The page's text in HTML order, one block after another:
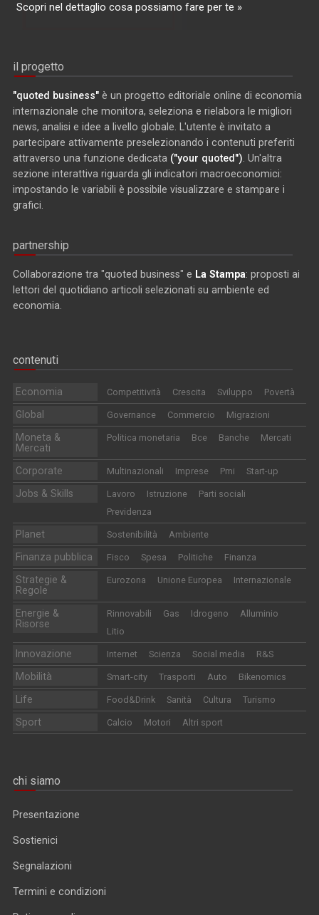
Scopri nel dettaglio cosa possiamo fare per te »
il progetto
"quoted business" è un progetto editoriale online di economia
internazionale che monitora, seleziona e rielabora le migliori
news, analisi e idee a livello globale. L'utente è invitato a
partecipare attivamente preselezionando i contenuti preferiti
attraverso una funzione dedicata ("your quoted") . Un'altra
sezione interattiva riguarda gli indicatori macroeconomici:
impostando le variabili è possibile visualizzare e stampare i
grafici.
partnership
Collaborazione tra "quoted business" e La Stampa: proposti ai
lettori del quotidiano articoli selezionati su ambiente ed
economia.
contenuti
Economia Competitività Crescita Sviluppo Povertà
Global Governance Commercio Migrazioni
Moneta &
Mercati
Politica monetaria Bce Banche Mercati
Corporate Multinazionali Imprese Pmi Start-up
Jobs & Skills Lavoro Istruzione
Parti sociali
Previdenza
Planet Sostenibilità Ambiente
Finanza pubblica Fisco Spesa Politiche Finanza
Strategie &
Regole
Eurozona Unione Europea Internazionale
Energie &
Risorse
Rinnovabili Gas Idrogeno
Alluminio
Litio
Innovazione Internet Scienza Social media R&S
Mobilità Smart-city Trasporti Auto Bikenomics
Life Food&Drink Sanità Cultura Turismo
Sport Calcio Motori Altri sport
chi siamo
Presentazione
Sostienici
Segnalazioni
Termini e condizioni